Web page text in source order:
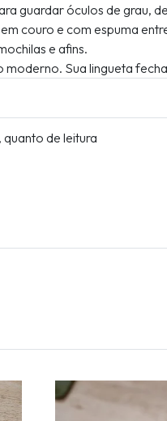
guardar óculos de grau,
couro e com espuma
e afins.
moderno. Sua lingueta
quanto de leitura